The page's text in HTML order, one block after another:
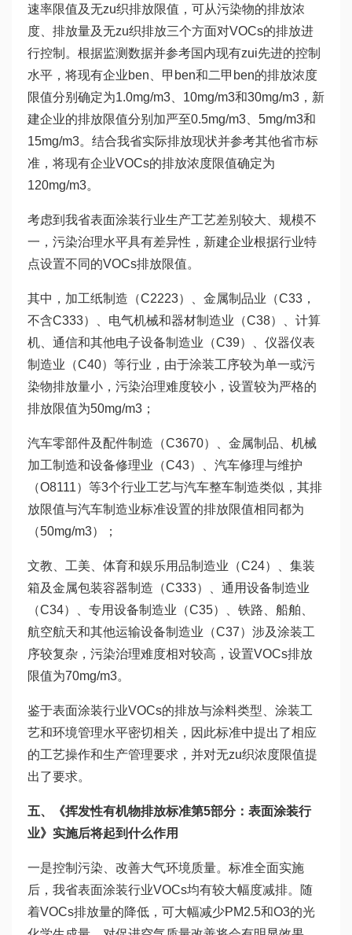
速率限值及无zu织排放限值，可从污染物的排放浓
度、排放量及无zu织排放三个方面对VOCs的排放进
行控制。根据监测数据并参考国内现有zui先进的控制
水平，将现有企业ben、甲ben和二甲ben的排放浓度
限值分别确定为1.0mg/m3、10mg/m3和30mg/m3，新
建企业的排放限值分别加严至0.5mg/m3、5mg/m3和
15mg/m3。结合我省实际排放现状并参考其他省市标
准，将现有企业VOCs的排放浓度限值确定为
120mg/m3。
考虑到我省表面涂装行业生产工艺差别较大、规模不
一，污染治理水平具有差异性，新建企业根据行业特
点设置不同的VOCs排放限值。
其中，加工纸制造（C2223）、金属制品业（C33，
不含C333）、电气机械和器材制造业（C38）、计算
机、通信和其他电子设备制造业（C39）、仪器仪表
制造业（C40）等行业，由于涂装工序较为单一或污
染物排放量小，污染治理难度较小，设置较为严格的
排放限值为50mg/m3；
汽车零部件及配件制造（C3670）、金属制品、机械
加工制造和设备修理业（C43）、汽车修理与维护
（O8111）等3个行业工艺与汽车整车制造类似，其排
放限值与汽车制造业标准设置的排放限值相同都为
（50mg/m3）；
文教、工美、体育和娱乐用品制造业（C24）、集装
箱及金属包装容器制造（C333）、通用设备制造业
（C34）、专用设备制造业（C35）、铁路、船舶、
航空航天和其他运输设备制造业（C37）涉及涂装工
序较复杂，污染治理难度相对较高，设置VOCs排放
限值为70mg/m3。
鉴于表面涂装行业VOCs的排放与涂料类型、涂装工
艺和环境管理水平密切相关，因此标准中提出了相应
的工艺操作和生产管理要求，并对无zu织浓度限值提
出了要求。
五、《挥发性有机物排放标准第5部分：表面涂装行
业》实施后将起到什么作用
一是控制污染、改善大气环境质量。标准全面实施
后，我省表面涂装行业VOCs均有较大幅度减排。随
着VOCs排放量的降低，可大幅减少PM2.5和O3的光